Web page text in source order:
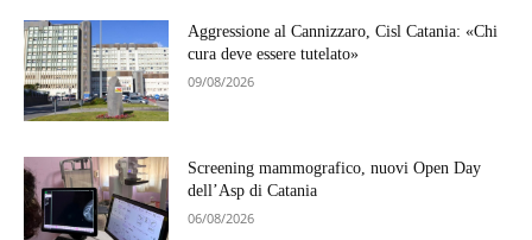
Aggressione al Cannizzaro, Cisl Catania: «Chi
cura deve essere tutelato»
09/08/2026
Screening mammografico, nuovi Open Day
dell’Asp di Catania
06/08/2026